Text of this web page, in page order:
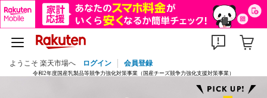
ようこそ 楽天市場へ ログイン 会員登録
令和2年度国産乳製品等競争力強化対策事業（国産チーズ競争力強化支援対策事業）